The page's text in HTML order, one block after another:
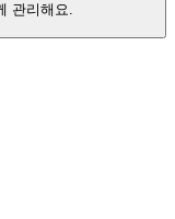
관리해요.